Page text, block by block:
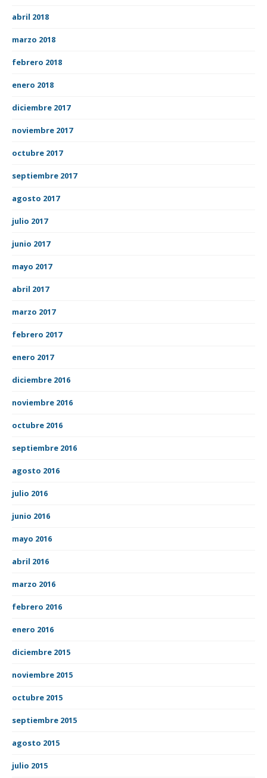
abril 2018
marzo 2018
febrero 2018
enero 2018
diciembre 2017
noviembre 2017
octubre 2017
septiembre 2017
agosto 2017
julio 2017
junio 2017
mayo 2017
abril 2017
marzo 2017
febrero 2017
enero 2017
diciembre 2016
noviembre 2016
octubre 2016
septiembre 2016
agosto 2016
julio 2016
junio 2016
mayo 2016
abril 2016
marzo 2016
febrero 2016
enero 2016
diciembre 2015
noviembre 2015
octubre 2015
septiembre 2015
agosto 2015
julio 2015